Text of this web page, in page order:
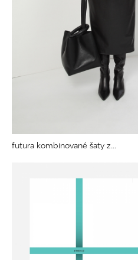
futura kombinované šaty z...